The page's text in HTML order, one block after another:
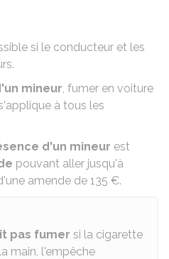
si le conducteur et les
mineur, fumer en voiture
à tous les
d'un mineur est
pouvant aller jusqu'à
amende de 135 €.
pas fumer si la cigarette
main, l'empêche